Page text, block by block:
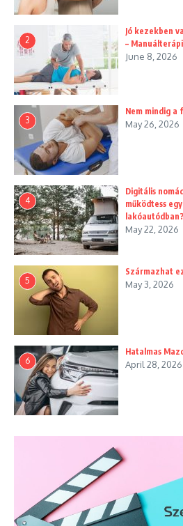
2
Jó kezekben
–
June 8, 2026
3
Nem mindig a
May 26, 2026
4
Digitális
működtess
lakóautódban?
May 22, 2026
5
Származhat
May 3, 2026
6
Hatalmas
April 28, 2026